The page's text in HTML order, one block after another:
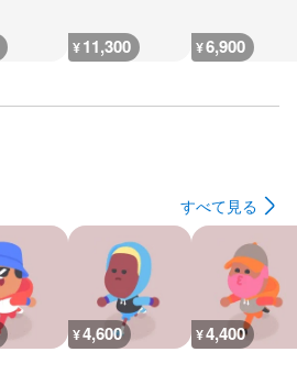
¥11,300 ¥6,900
すべて見る
¥4,600 ¥4,400